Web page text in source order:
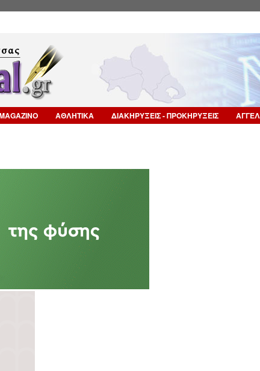
ΑΘΛΗΤΙΚΑ ΔΙΑΚΗΡΥΞΕΙΣ - ΠΡΟΚΗΡΥΞΕΙΣ